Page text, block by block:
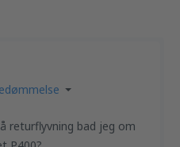
returflyvning bad jeg om